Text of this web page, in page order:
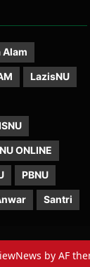
Alam
LazisNU
NU ONLINE
PBNU
Santri
by AF